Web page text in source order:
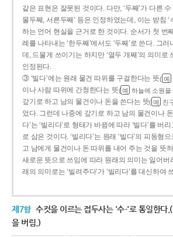
같은 표현은 잘못된 것이다. 다만, ‘두째’가 다른
물두째, 서른두째’ 등은 인정하였는데, 이는 받침 ‘
하는 언어 현실을 근거로 한 것이다. 순서가 첫 번
례를 나타내는 ‘한두째’에서도 ‘두째’로 쓴다. 그
데, 드물게 쓰이기는 하지만 ‘열두 개째’의 의미로
인정된다.
③ ‘빌다’에는 원래 물건 따위를 구걸한다는 뜻( 예
이나 사람 따위에 간청한다는 뜻( 예 하늘에 소원을
갚기로 하고 남의 물건이나 돈을 쓴다는 뜻( 예 친
었다. 그런데 나중에 갚기로 하고 남의 물건이나
다’는 ‘빌리다’로 형태가 바뀜에 따라 ‘빌다’를 버
로 삼은 것이다. ‘빌리다’는 원래 ‘빌다’의 피동형
고 남에게 물건이나 돈 따위를 내어 주는 것을 뜻
새로운 뜻으로 쓰임에 따라 원래의 의미는 잃어버
래의 의미로는 ‘빌려주다’가 ‘빌리다’를 대신하여
제7항 수컷을 이르는 접두사는 '수-'로 통일한다
을 버림.)